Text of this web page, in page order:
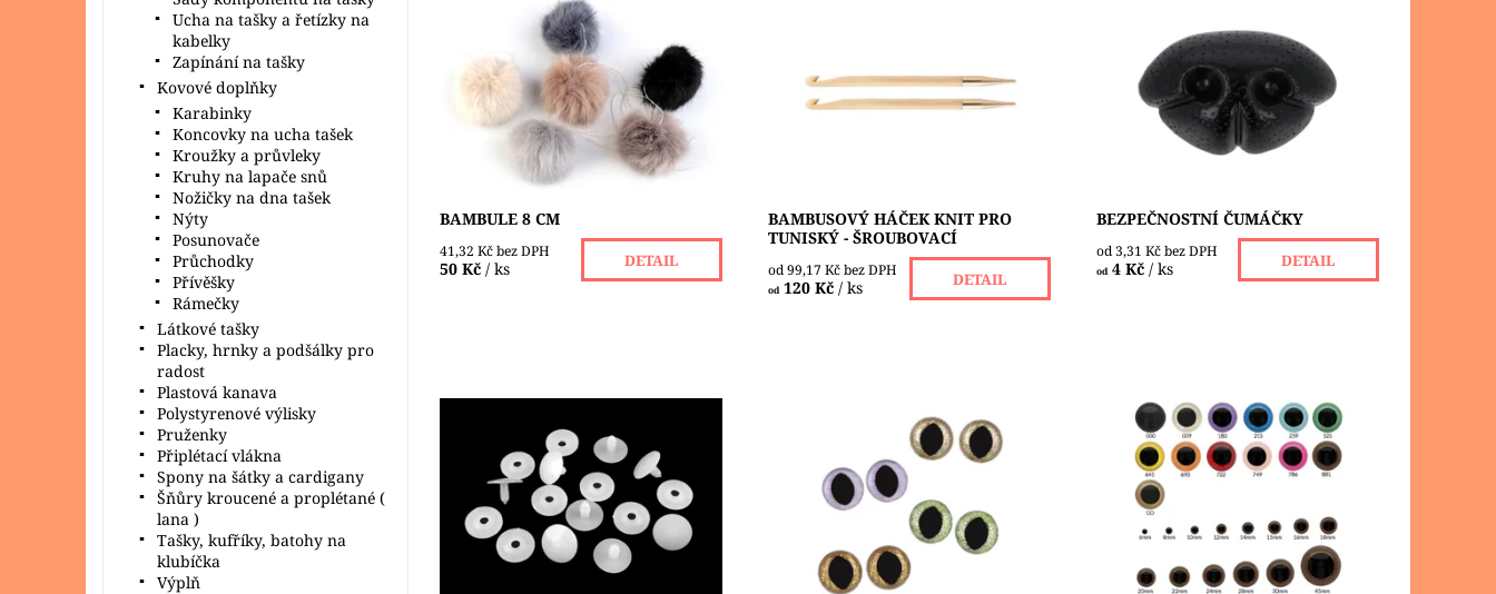
Menší bambule jsou z umělé kožešiny,
velikost o průměru 8 cm, s malým
pružným očkem nebo šňůrkou pro
uchycení
Dostupnost:
Skladem 2 ks
BAMBULE 8 CM
41,32 Kč bez DPH
50 Kč / ks DETAIL
bambusu. Objímky jsou pozlacené (
24 karátů ). Háček má...
BAMBUSOVÝ HÁČEK KNIT PRO
TUNISKÝ - ŠROUBOVACÍ
od 99,17 Kč bez DPH
od 120 Kč / ks DETAIL
Polokulaté plastové oči slouží k
výrobě nejrůznějších postaviček či
zvířátek. Mají závit, který se provleče
materiálem používaném při výrobě...
Dostupnost:
Skladem 107 ks
BEZPEČNOSTNÍ ČUMÁČKY
od 3,31 Kč bez DPH
od 4 Kč / ks DETAIL
Bezpečnostní klouby využijete při
tvorbě plyšových, háčkovaných a
jinak vyrobených zvířátek a
postaviček.Slouží k upevnění
končetin. Část s vrutem...
Dostupnost:
Skladem 133 ks
Kočičí oči s glitry - plastová krabička
s přihrádkami obsahuje 24 párů očí -
barvy zlatá světlá, zlatá tmavá,
levandulová, zelená - velikosti 12,...
Skladem 4 ks
Polokulaté plastové oči slouží k
výrobě nejrůznějších postaviček či
zvířátek. Mají závit, který se provleče
materiálem používaném při výrobě...
Dostupnost:
Skladem 14 ks
Ucha na tašky a řetízky na
kabelky
Zapínání na tašky
Kovové doplňky
Karabinky
Koncovky na ucha tašek
Kroužky a průvleky
Kruhy na lapače snů
Nožičky na dna tašek
Nýty
Posunovače
Průchodky
Přívěšky
Rámečky
Látkové tašky
Placky, hrnky a podšálky pro
radost
Plastová kanava
Polystyrenové výlisky
Pruženky
Připlétací vlákna
Spony na šátky a cardigany
Šňůry kroucené a proplétané (
lana )
Tašky, kufříky, batohy na
klubíčka
Výplň